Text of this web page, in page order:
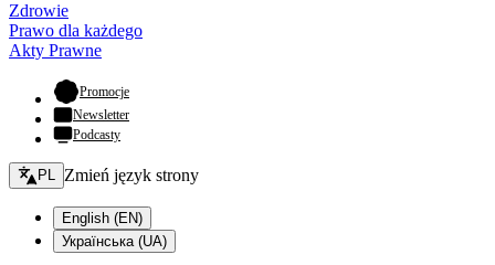
Zdrowie
Prawo dla każdego
Akty Prawne
Promocje- otwiera się w nowej karcie
Newsletter
Podcasty
Zmień język - bieżący:
PL Zmień język strony
English (EN)
Українська (UA)